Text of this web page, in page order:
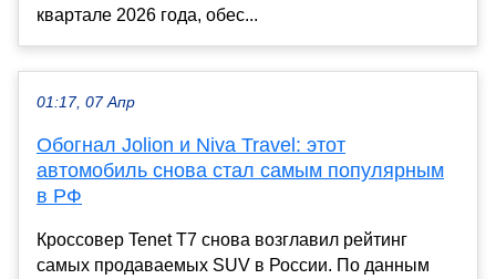
квартале 2026 года, обес...
01:17, 07 Апр
Обогнал Jolion и Niva Travel: этот
автомобиль снова стал самым популярным
в РФ
Кроссовер Tenet T7 снова возглавил рейтинг
самых продаваемых SUV в России. По данным